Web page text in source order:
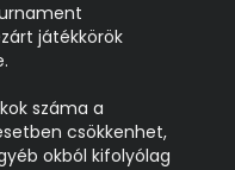
játékkörök
száma a
csökkenhet,
okból kifolyólag